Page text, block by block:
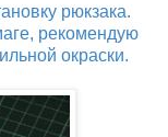
рюкзака.
рекомендую
окраски.